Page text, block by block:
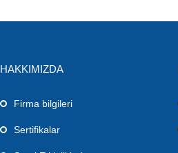
HAKKIMIZDA
Firma bilgileri
Sertifikalar